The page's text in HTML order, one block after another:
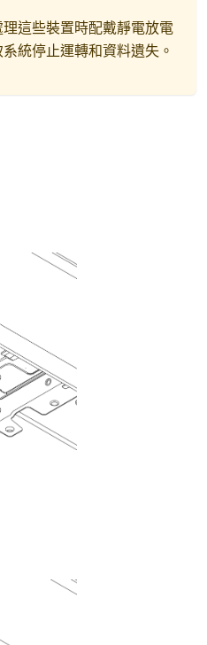
這些裝置時配戴靜電放電
統停止運轉和資料遺失。